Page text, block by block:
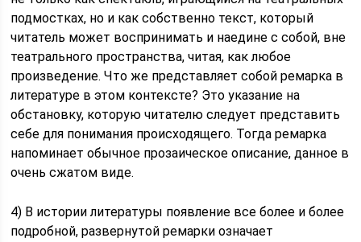
подмостках, но и как собственно текст, который
читатель может воспринимать и наедине с собой, вне
театрального пространства, читая, как любое
произведение. Что же представляет собой ремарка в
литературе в этом контексте? Это указание на
обстановку, которую читателю следует представить
себе для понимания происходящего. Тогда ремарка
напоминает обычное прозаическое описание, данное в
очень сжатом виде.
4) В истории литературы появление все более и более
подробной, развернутой ремарки означает